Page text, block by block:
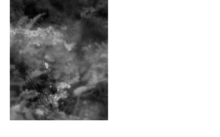
Karte
Kontakt | Impressum
Newsletter